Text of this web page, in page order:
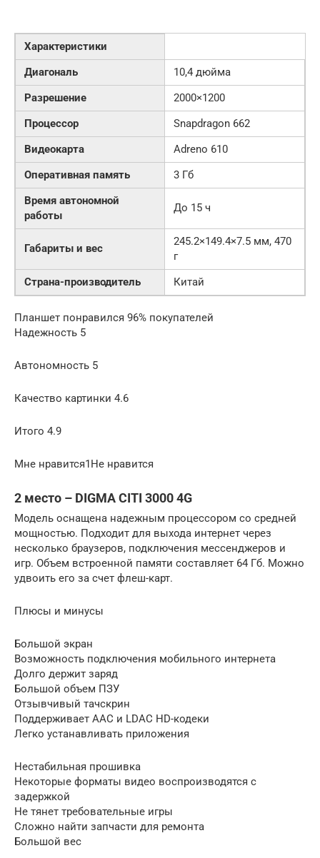
Характеристики
Диагональ
10,4 дюйма
Разрешение
2000×1200
Процессор
Snapdragon 662
Видеокарта
Adreno 610
Оперативная память
3 Гб
Время автономной
работы
До 15 ч
Габариты и вес
245.2×149.4×7.5 мм, 470
г
Страна-производитель
Китай
Планшет понравился 96% покупателей
Надежность 5
Автономность 5
Качество картинки 4.6
Итого 4.9
Мне нравится1Не нравится
2 место – DIGMA CITI 3000 4G
Модель оснащена надежным процессором со средней
мощностью. Подходит для выхода интернет через
несколько браузеров, подключения мессенджеров и
игр. Объем встроенной памяти составляет 64 Гб. Можно
удвоить его за счет флеш-карт.
Плюсы и минусы
Большой экран
Возможность подключения мобильного интернета
Долго держит заряд
Большой объем ПЗУ
Отзывчивый тачскрин
Поддерживает AAC и LDAC HD-кодеки
Легко устанавливать приложения
Нестабильная прошивка
Некоторые форматы видео воспроизводятся с
задержкой
Не тянет требовательные игры
Сложно найти запчасти для ремонта
Большой вес